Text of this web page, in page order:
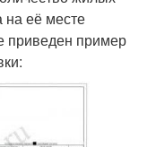
на её месте
приведен пример